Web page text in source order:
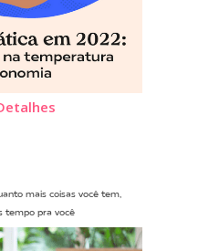
mais coisas você tem,
tempo pra você